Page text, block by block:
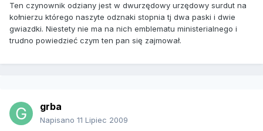
Ten czynownik odziany jest w dwurzędowy urzędowy surdut na
kołnierzu którego naszyte odznaki stopnia tj dwa paski i dwie
gwiazdki. Niestety nie ma na nich emblematu ministerialnego i
trudno powiedzieć czym ten pan się zajmował.
grba
Napisano 11 Lipiec 2009